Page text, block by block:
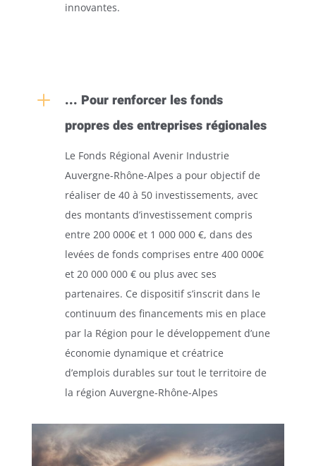
innovantes.
L
... Pour renforcer les fonds
propres des entreprises régionales
Le Fonds Régional Avenir Industrie
Auvergne-Rhône-Alpes a pour objectif de
réaliser de 40 à 50 investissements, avec
des montants d’investissement compris
entre 200 000€ et 1 000 000 €, dans des
levées de fonds comprises entre 400 000€
et 20 000 000 € ou plus avec ses
partenaires. Ce dispositif s’inscrit dans le
continuum des financements mis en place
par la Région pour le développement d’une
économie dynamique et créatrice
d’emplois durables sur tout le territoire de
la région Auvergne-Rhône-Alpes